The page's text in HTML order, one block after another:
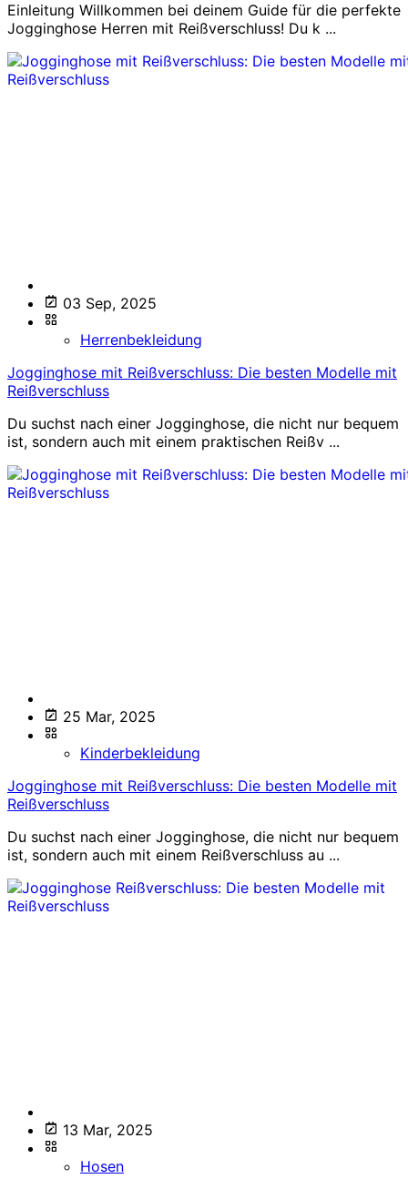
Einleitung Willkommen bei deinem Guide für die perfekte
Jogginghose Herren mit Reißverschluss! Du k ...
03 Sep, 2025
Herrenbekleidung
Jogginghose mit Reißverschluss: Die besten Modelle mit
Reißverschluss
Du suchst nach einer Jogginghose, die nicht nur bequem
ist, sondern auch mit einem praktischen Reißv ...
25 Mar, 2025
Kinderbekleidung
Jogginghose mit Reißverschluss: Die besten Modelle mit
Reißverschluss
Du suchst nach einer Jogginghose, die nicht nur bequem
ist, sondern auch mit einem Reißverschluss au ...
13 Mar, 2025
Hosen